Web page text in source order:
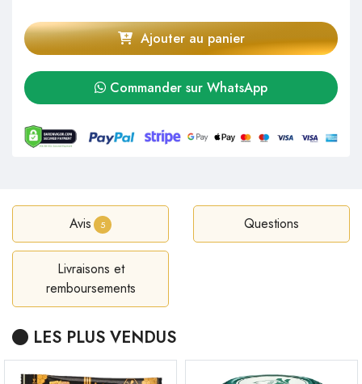
Ajouter au panier
Commander sur WhatsApp
Avis 5 Questions
Livraisons et
remboursements
LES PLUS VENDUS